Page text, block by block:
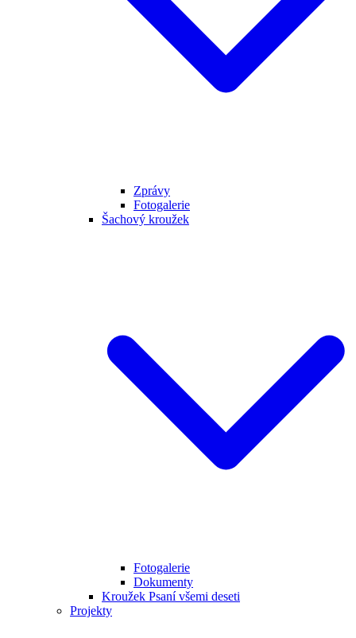
Zprávy
Fotogalerie
Šachový kroužek
Fotogalerie
Dokumenty
Kroužek Psaní všemi deseti
Projekty